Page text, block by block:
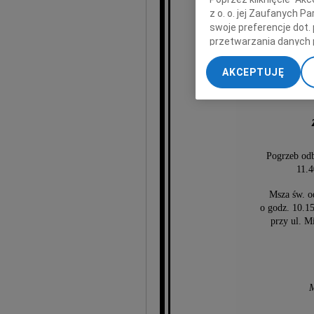
Pogrzeb
Msza św.
o godz.
przy ul.
z o. o. jej Zaufanych
swoje preferencje dot.
przetwarzania danych
„Ustawienia
My, nasi Zaufani
dokładnych danych
Przechowywanie
treści, badnie
AKCEPTUJĘ